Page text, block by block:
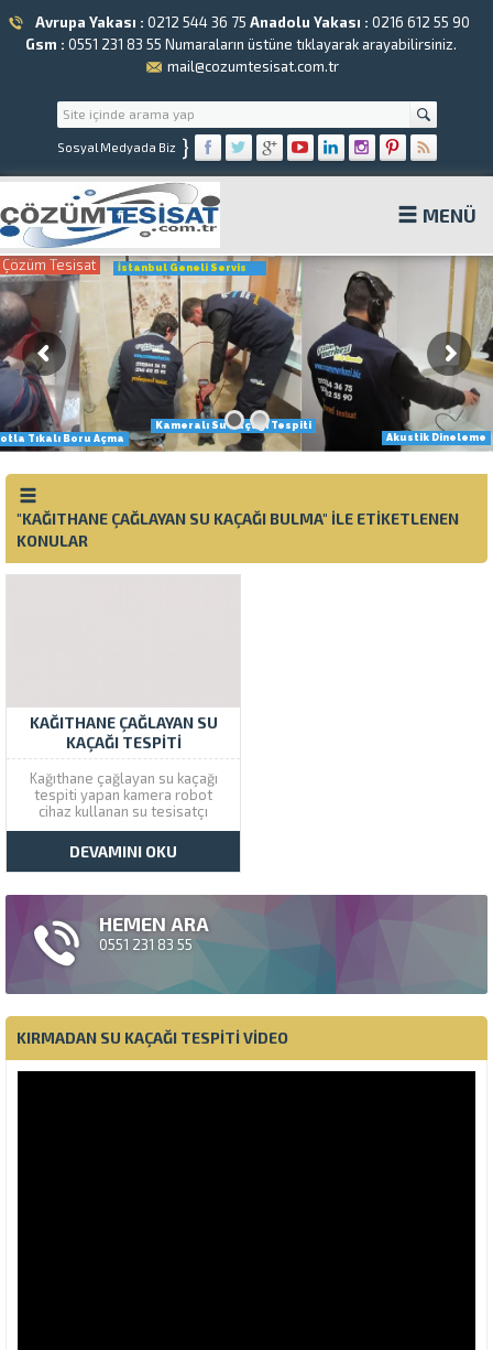
Avrupa Yakası : 0212 544 36 75 Anadolu Yakası : 0216 612 55 90
Gsm : 0551 231 83 55 Numaraların üstüne tıklayarak arayabilirsiniz.
mail@cozumtesisat.com.tr
Sosyal Medyada Biz }
MENÜ
Çözüm Tesisat
Kameralı Su Kaçağı Tespiti
Tıkalı Boru Açma
Akustik Dineleme
İstanbul Geneli Servis
"KAĞITHANE ÇAĞLAYAN SU KAÇAĞI BULMA" ILE ETIKETLENEN
KONULAR
KAĞITHANE ÇAĞLAYAN SU
KAÇAĞI TESPITI
Kağıthane çağlayan su kaçağı
tespiti yapan kamera robot
cihaz kullanan su tesisatçı
olarak aynı gün içinde kırma
dökme yapadan su kaçağı bulma
servisi alabilirsiniz. Çözüm
Tesisat son teknolji cihazları
kullanarak hem temiz hemde pis
kaçakları tespit etmektedir....
DEVAMINI OKU
HEMEN ARA
0551 231 83 55
KIRMADAN SU KAÇAĞI TESPITI VIDEO